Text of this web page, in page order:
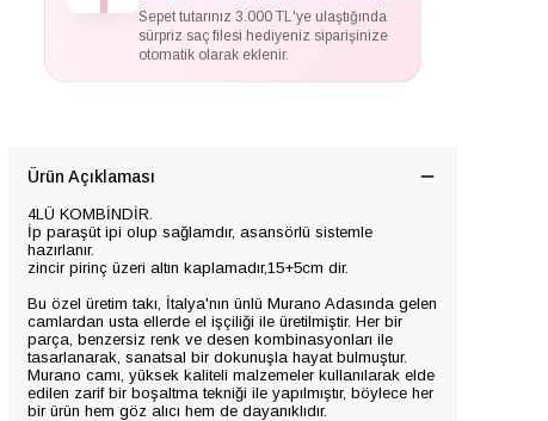
Sepet tutarınız 3.000 TL'ye ulaştığında
sürpriz saç filesi hediyeniz siparişinize
otomatik olarak eklenir.
Ürün Açıklaması
4LÜ KOMBİNDİR.
İp paraşüt ipi olup sağlamdır, asansörlü sistemle
hazırlanır.
zincir pirinç üzeri altın kaplamadır,15+5cm dir.
Bu özel üretim takı, İtalya'nın ünlü Murano Adasında gelen
camlardan usta ellerde el işçiliği ile üretilmiştir. Her bir
parça, benzersiz renk ve desen kombinasyonları ile
tasarlanarak, sanatsal bir dokunuşla hayat bulmuştur.
Murano camı, yüksek kaliteli malzemeler kullanılarak elde
edilen zarif bir boşaltma tekniği ile yapılmıştır, böylece her
bir ürün hem göz alıcı hem de dayanıklıdır.